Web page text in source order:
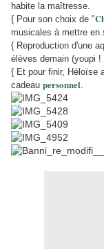
habite la maîtresse.
{ Pour son choix de "
musicales à mettre en
{ Reproduction d'une
élèves demain (youpi
{ Et pour finir, Héloïse
cadeau personnel.